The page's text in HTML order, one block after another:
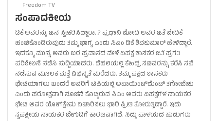
Freedom TV
ಸಂಪಾದಕೀಯ
ಡಿಕೆ ಅವರನ್ನು ಜನ ಸ್ವೀಕರಿಸಿದ್ದಾರಾ..? ಪ್ರಧಾನಿ ಮೋದಿ ಅವರ ಜತೆ ವೇದಿಕೆ
ಹಂಚಿಕೊಂಡಿರುವುದು ತಮ್ಮ ಭಾಗ್ಯ ಎಂದು ಸಿಎಂ ಡಿಕೆ ಶಿವಕುಮಾರ್‌ ಹೇಳಿದ್ದಾರೆ.
ಇದಕ್ಕೂ ಮುನ್ನ ಅವರು ಬರ ಪ್ರವಾಸದ ವೇಳೆ ವಿಪಕ್ಷ ಶಾಸಕರ ಜತೆ ಪ್ರಗತಿ
ಪರಿಶೀಲನೆ ನಡೆಸಿ ಸುದ್ದಿಯಾದರು. ದೆಹಲಿಯಲ್ಲಿ ಕೇಂದ್ರ ಸಚಿವರನ್ನು ಕರೆಸಿ ಸಭೆ
ನಡೆಸುವ ಮೂಲಕ ಮತ್ತೆ ವಿಭಿನ್ನತೆ ಮರೆದರು. ತಮ್ಮ ಪಕ್ಷದ ಶಾಸಕರು
ಭೇಟಿಯಾಗಲು ಬಂದರೆ ಅವರಿಗೆ ಟಿಪಿಯಲ್ಲಿ ಅಪಾಯಿಂಟ್‌ಮೆಂಟ್‌ ತಗೋಬೇಕು
ಎಂದು ಪರೋಕ್ಷವಾಗಿ ಸೂಚನೆ ಕೊಟ್ಟಿರುವ ಸಿಎಂ ಅವರು ವಿಪಕ್ಷಗಳ ನಾಯಕರ
ಭೇಟಿ ಅವರ ಯೋಗಕ್ಷೇಮ ವಿಚಾರಿಸಲು ಭಾರಿ ಪ್ರೀತಿ ತೋರುತ್ತಿದ್ದಾರೆ. ಇದು
ಸ್ವಪಕ್ಷೀಯ ನಾಯಕರ ಬೇಗುದಿಗೆ ಕಾರಣವಾಗಿದೆ. ಸಿದ್ದು ಪಾಳಯದ ಹುಡುಗರು